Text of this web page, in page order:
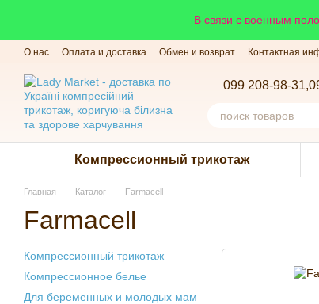
В связи с военным
О нас Оплата и доставка Обмен и возврат Контактная
099 208-98-31,
Компрессионный трикотаж
Главная Каталог Farmacell
Farmacell
Компрессионный трикотаж
Компрессионное белье
Для беременных и молодых мам